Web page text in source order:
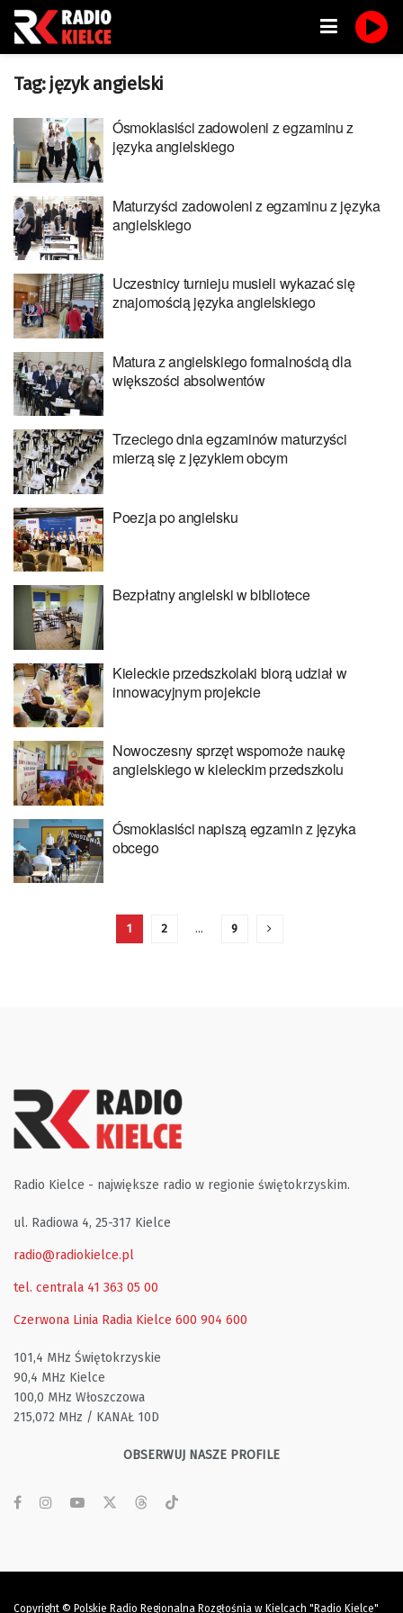
Tag: język angielski
Ósmoklasiści zadowoleni z egzaminu z
języka angielskiego
Maturzyści zadowoleni z egzaminu z języka
angielskiego
Uczestnicy turnieju musieli wykazać się
znajomością języka angielskiego
Matura z angielskiego formalnością dla
większości absolwentów
Trzeciego dnia egzaminów maturzyści
mierzą się z językiem obcym
Poezja po angielsku
Bezpłatny angielski w bibliotece
Kieleckie przedszkolaki biorą udział w
innowacyjnym projekcie
Nowoczesny sprzęt wspomoże naukę
angielskiego w kieleckim przedszkolu
Ósmoklasiści napiszą egzamin z języka
obcego
1 2 … 9
Radio Kielce - największe radio w regionie świętokrzyskim.
ul. Radiowa 4, 25-317 Kielce
radio@radiokielce.pl
tel. centrala 41 363 05 00
Czerwona Linia Radia Kielce 600 904 600
101,4 MHz Świętokrzyskie
90,4 MHz Kielce
100,0 MHz Włoszczowa
215,072 MHz / KANAŁ 10D
OBSERWUJ NASZE PROFILE
Copyright © Polskie Radio Regionalna Rozgłośnia w Kielcach "Radio Kielce"